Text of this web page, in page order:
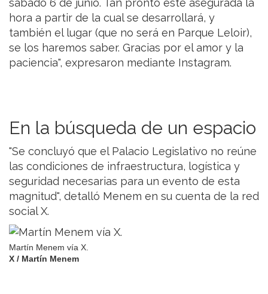
sábado 6 de junio. Tan pronto esté asegurada la
hora a partir de la cual se desarrollará, y
también el lugar (que no será en Parque Leloir),
se los haremos saber. Gracias por el amor y la
paciencia", expresaron mediante Instagram.
En la búsqueda de un espacio
"Se concluyó que el Palacio Legislativo no reúne
las condiciones de infraestructura, logística y
seguridad necesarias para un evento de esta
magnitud", detalló Menem en su cuenta de la red
social X.
Martín Menem vía X.
X / Martín Menem